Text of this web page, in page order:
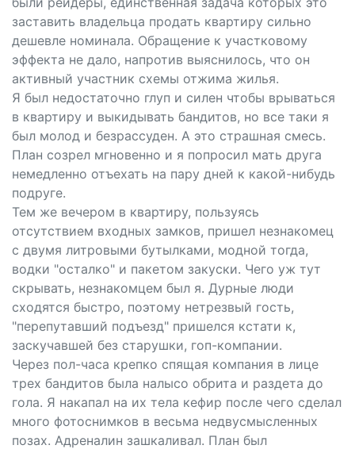
заставить владельца продать квартиру сильно
дешевле номинала. Обращение к участковому
эффекта не дало, напротив выяснилось, что он
активный участник схемы отжима жилья.
Я был недостаточно глуп и силен чтобы врываться
в квартиру и выкидывать бандитов, но все таки я
был молод и безрассуден. А это страшная смесь.
План созрел мгновенно и я попросил мать друга
немедленно отъехать на пару дней к какой-нибудь
подруге.
Тем же вечером в квартиру, пользуясь
отсутствием входных замков, пришел незнакомец
с двумя литровыми бутылками, модной тогда,
водки "осталко" и пакетом закуски. Чего уж тут
скрывать, незнакомцем был я. Дурные люди
сходятся быстро, поэтому нетрезвый гость,
"перепутавший подъезд" пришелся кстати к,
заскучавшей без старушки, гоп-компании.
Через пол-часа крепко спящая компания в лице
трех бандитов была налысо обрита и раздета до
гола. Я накапал на их тела кефир после чего сделал
много фотоснимков в весьма недвусмысленных
позах. Адреналин зашкаливал. План был